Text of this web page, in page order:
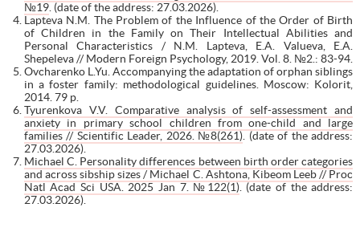
№19. (date of the address: 27.03.2026).
Lapteva N.M. The Problem of the Influence of the Order of Birth
of Children in the Family on Their Intellectual Abilities and
Personal Characteristics / N.M. Lapteva, E.A. Valueva, E.A.
Shepeleva // Modern Foreign Psychology, 2019. Vol. 8. №2.: 83-94.
Ovcharenko L.Yu. Accompanying the adaptation of orphan siblings
in a foster family: methodological guidelines. Moscow: Kolorit,
2014. 79 p.
Tyurenkova V.V. Comparative analysis of self-assessment and
anxiety in primary school children from one-child and large
families // Scientific Leader, 2026. №8(261) . (date of the address:
27.03.2026).
Michael C. Personality differences between birth order categories
and across sibship sizes / Michael C. Ashtona, Kibeom Leeb // Proc
Natl Acad Sci USA. 2025 Jan 7. №122(1). (date of the address:
27.03.2026).